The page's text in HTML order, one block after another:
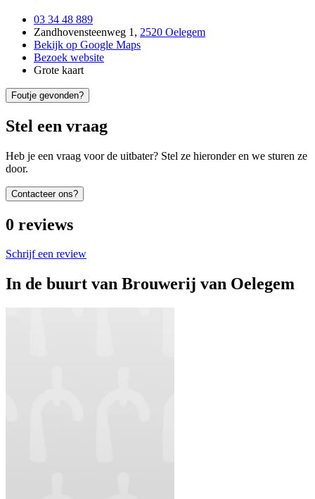
03 34 48 889
Zandhovensteenweg 1 , 2520 Oelegem
Bekijk op Google Maps
Bezoek website
Grote kaart
Foutje gevonden?
Stel een vraag
Heb je een vraag voor de uitbater? Stel ze hieronder en we sturen ze
door.
Contacteer ons?
0 reviews
Schrijf een review
In de buurt van Brouwerij van Oelegem